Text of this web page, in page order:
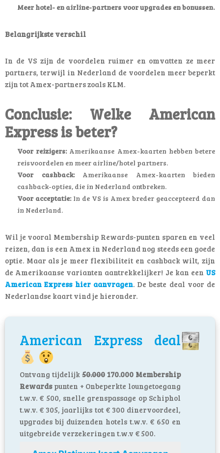
Meer hotel- en airline-partners voor upgrades en bonussen.
Belangrijkste verschil
In de VS zijn de voordelen ruimer en omvatten ze meer
partners, terwijl in Nederland de voordelen meer beperkt
zijn tot Amex-partners zoals KLM.
Conclusie: Welke American
Express is beter?
Voor reizigers:Amerikaanse Amex-kaarten hebben betere
reisvoordelen en meer airline/hotel partners.
Voor cashback:Amerikaanse Amex-kaarten bieden
cashback-opties, die in Nederland ontbreken.
Voor acceptatie:In de VS is Amex breder geaccepteerd dan
in Nederland.
Wil je vooral Membership Rewards-punten sparen en veel
reizen, dan is een Amex in Nederland nog steeds een goede
optie. Maar als je meer flexibiliteit en cashback wilt, zijn
de Amerikaanse varianten aantrekkelijker! Je kan een US
American Express hieraanvragen. De beste deal voor de
Nederlandse kaart vind je hieronder.
American Express deal
Ontvang tijdelijk 50.000 170.000 Membership
Rewardspunten + Onbeperkte loungetoegang
t.w.v. € 500, snelle grenspassage op Schiphol
t.w.v. € 305, jaarlijks tot € 300 dinervoordeel,
upgrades bij duizenden hotels t.w.v. € 650 en
uitgebreide verzekeringen t.w.v € 500.